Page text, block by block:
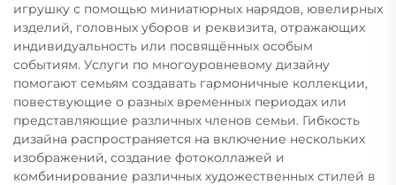
игрушку с помощью миниатюрных нарядов, ювелирных
изделий, головных уборов и реквизита, отражающих
индивидуальность или посвящённых особым
событиям. Услуги по многоуровневому дизайну
помогают семьям создавать гармоничные коллекции,
повествующие о разных временных периодах или
представляющие различных членов семьи. Гибкость
дизайна распространяется на включение нескольких
изображений, создание фотоколлажей и
комбинирование различных художественных стилей в